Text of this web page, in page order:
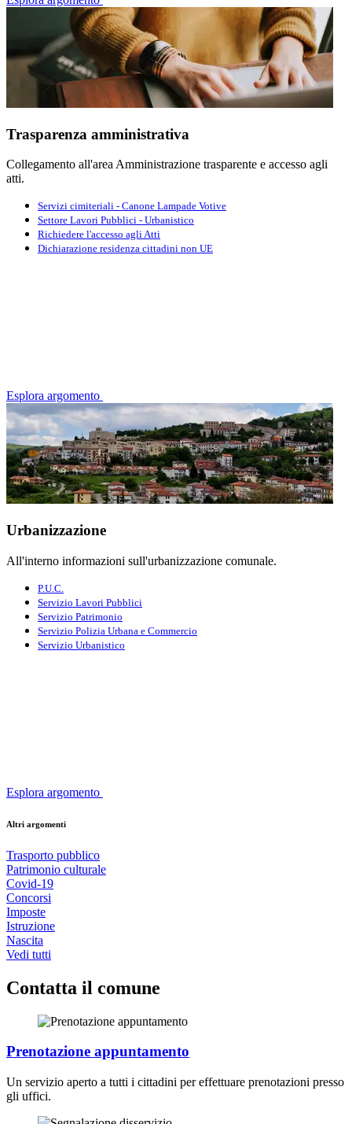
Trasparenza amministrativa
Collegamento all'area Amministrazione trasparente e accesso agli
atti.
Servizi cimiteriali - Canone Lampade Votive
Settore Lavori Pubblici - Urbanistico
Richiedere l'accesso agli Atti
Dichiarazione residenza cittadini non UE
Esplora argomento
Urbanizzazione
All'interno informazioni sull'urbanizzazione comunale.
P.U.C.
Servizio Lavori Pubblici
Servizio Patrimonio
Servizio Polizia Urbana e Commercio
Servizio Urbanistico
Esplora argomento
Altri argomenti
Trasporto pubblico
Patrimonio culturale
Covid-19
Concorsi
Imposte
Istruzione
Nascita
Vedi tutti
Contatta il comune
Prenotazione appuntamento
Un servizio aperto a tutti i cittadini per effettuare prenotazioni presso
gli uffici.